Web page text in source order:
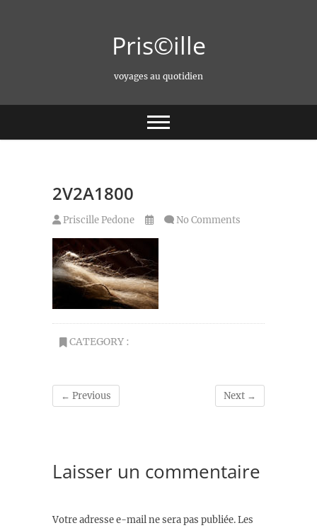
Pris©ille
voyages au quotidien
2V2A1800
Priscille Pedone No Comments
CATEGORY :
← Previous Next →
Laisser un commentaire
Votre adresse e-mail ne sera pas publiée.Les